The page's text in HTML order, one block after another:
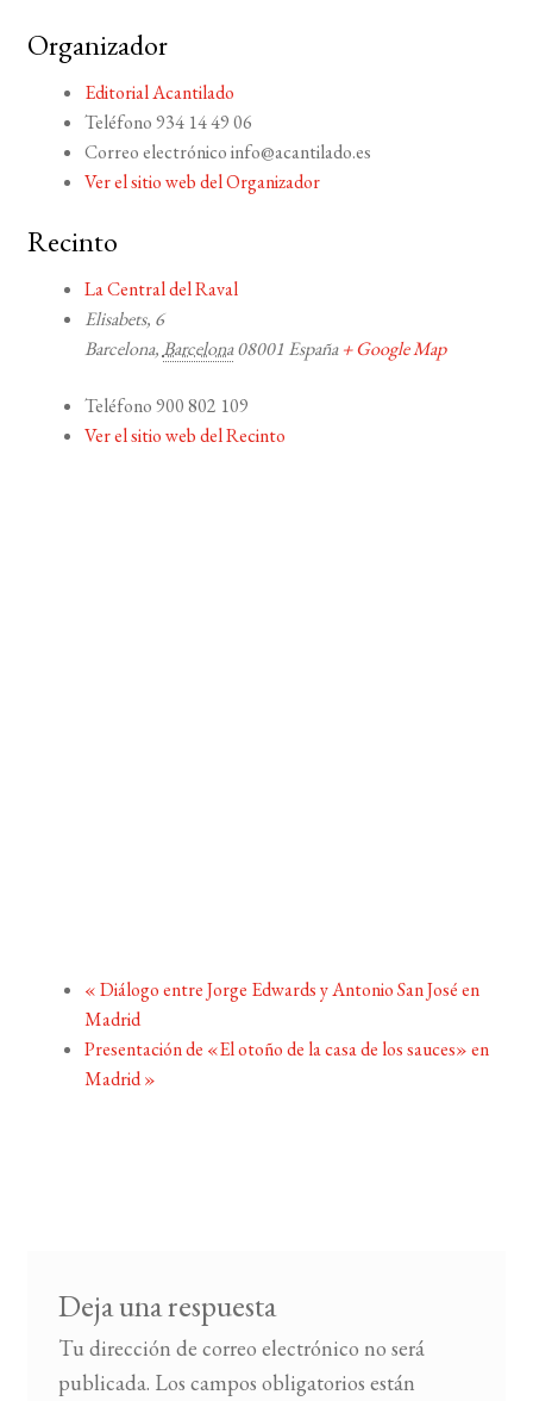
Organizador
Editorial Acantilado
Teléfono 934 14 49 06
Correo electrónicoinfo@acantilado.es
Ver el sitio web del Organizador
Recinto
La Central del Raval
Elisabets, 6
Barcelona,Barcelona 08001 España + Google Map
Teléfono 900 802 109
Ver el sitio web del Recinto
«Diálogo entre Jorge Edwards y Antonio San José en
Madrid
Presentación de «El otoño de la casa de los sauces» en
Madrid»
Deja una respuesta
Tu dirección de correo electrónico no será
publicada. Los campos obligatorios están